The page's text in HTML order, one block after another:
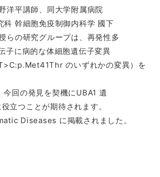
洋平講師、同⼤学附属病院
科 幹細胞免疫制御内科学 國下
らの研究グループは、再発性多
⼦に病的な体細胞遺伝⼦変異
のいずれかの変異）を
回の発⾒を契機にUBA1 遺
⽴つことが期待されます。
Diseases に掲載されました。